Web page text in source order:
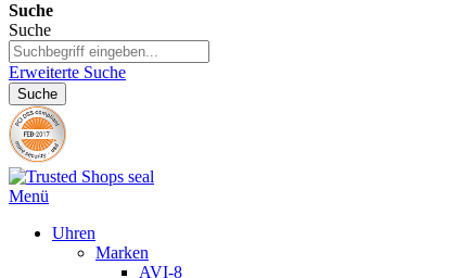
Suche
Suche
Erweiterte Suche
Suche
Menü
Uhren
Marken
AVI-8